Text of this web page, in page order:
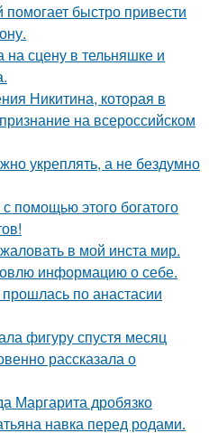
быстро привести
сцену в тельняшке и
Никитина, которая в
на всероссийском
укреплять, а не бездумно
помощью этого богатого
в мой инста мир.
информацию о себе.
по анастасии
фигуру спустя месяц
рассказала о
Маргарита дробязко
навка перед родами.